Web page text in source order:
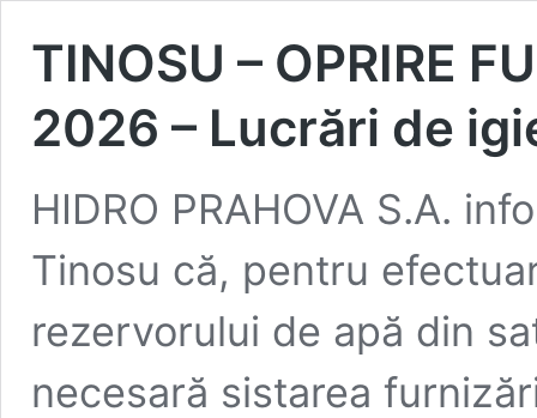
TINOSU – OPRIRE
2026 – Lucrări de
HIDRO PRAHOVA S.A.
Tinosu că, pentru
rezervorului de apă din
necesară sistarea